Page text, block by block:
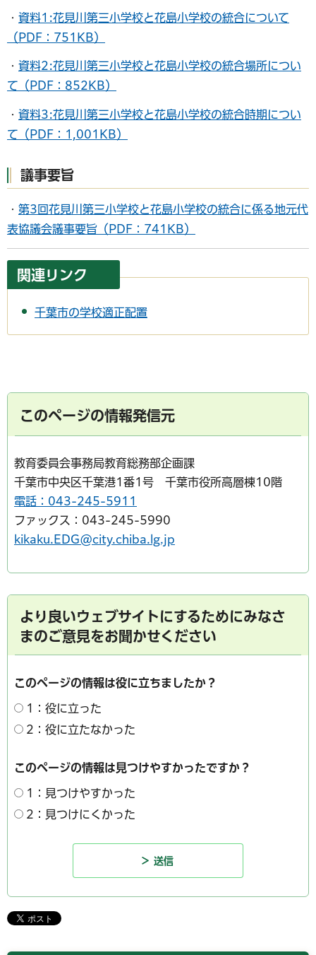
・ 資料1:花見川第三小学校と花島小学校の統合について
（PDF：751KB）
・ 資料2:花見川第三小学校と花島小学校の統合場所につい
て（PDF：852KB）
・ 資料3:花見川第三小学校と花島小学校の統合時期につい
て（PDF：1,001KB）
議事要旨
・ 第3回花見川第三小学校と花島小学校の統合に係る地元代
表協議会議事要旨（PDF：741KB）
関連リンク
千葉市の学校適正配置
このページの情報発信元
教育委員会事務局教育総務部企画課
千葉市中央区千葉港1番1号 千葉市役所高層棟10階
電話：043-245-5911
ファックス：043-245-5990
kikaku.EDG@city.chiba.lg.jp
より良いウェブサイトにするためにみなさ
まのご意見をお聞かせください
このページの情報は役に立ちましたか？
1：役に立った
2：役に立たなかった
このページの情報は見つけやすかったですか？
1：見つけやすかった
2：見つけにくかった